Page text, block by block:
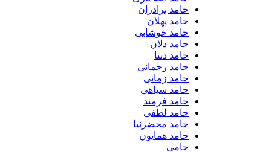
حامد برادران
حامد پهلان
حامد خوشابی
حامد دلان
حامد دنتا
حامد رحمانی
حامد زمانی
حامد سیاهی
حامد فرمند
حامد لطفی
حامد محضرنیا
حامد همایون